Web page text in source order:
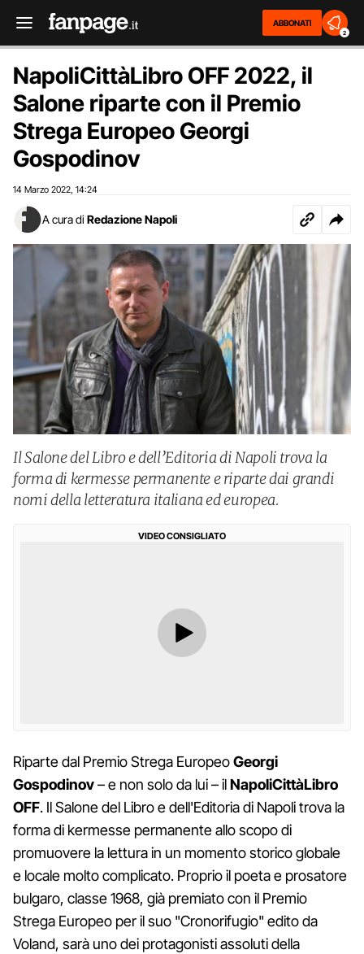
ABBONATI
2
NapoliCittàLibro OFF 2022, il
Salone riparte con il Premio
Strega Europeo Georgi
Gospodinov
14 Marzo 2022 14:24
A cura di Redazione Napoli
Il Salone del Libro e dell’Editoria di Napoli trova la
forma di kermesse permanente e riparte dai grandi
nomi della letteratura italiana ed europea.
VIDEO CONSIGLIATO
Riparte dal Premio Strega EuropeoGeorgi
Gospodinov– e non solo da lui – ilNapoliCittàLibro
OFF. Il Salone del Libro e dell'Editoria di Napoli trova la
forma di kermesse permanente allo scopo di
promuovere la lettura in un momento storico globale
e locale molto complicato. Proprio il poeta e prosatore
bulgaro, classe 1968, già premiato con il Premio
Strega Europeo per il suo "Cronorifugio" edito da
Voland, sarà uno dei protagonisti assoluti della